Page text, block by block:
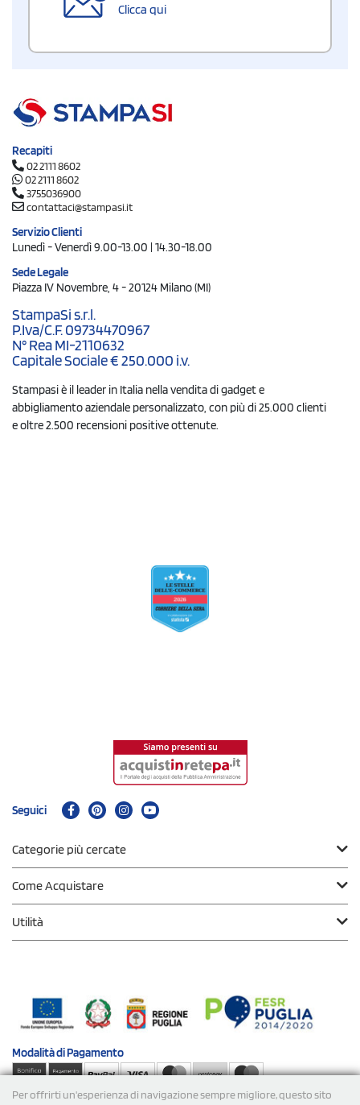
Per offrirti un'esperienza di navigazione sempre migliore, questo sito
Clicca qui
Recapiti
02 2111 8602
02 2111 8602
3755036900
contattaci@stampasi.it
Servizio Clienti
Lunedì - Venerdì 9.00-13.00 | 14.30-18.00
Sede Legale
Piazza IV Novembre, 4 - 20124 Milano (MI)
StampaSi s.r.l.
P.Iva/C.F. 09734470967
N° Rea MI-2110632
Capitale Sociale € 250.000 i.v.
Stampasi è il leader in Italia nella vendita di gadget e
abbigliamento aziendale personalizzato, con più di 25.000 clienti
e oltre 2.500 recensioni positive ottenute.
Seguici
Categorie più cercate
Come Acquistare
Utilità
Modalità diPagamento